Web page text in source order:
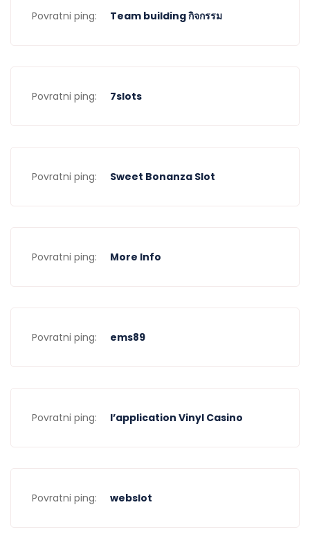
Povratni ping: Team building กิจกรรม
Povratni ping: 7slots
Povratni ping: Sweet Bonanza Slot
Povratni ping: More Info
Povratni ping: ems89
Povratni ping: l’application Vinyl Casino
Povratni ping: webslot